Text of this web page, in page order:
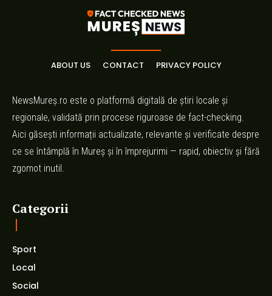
ABOUT US CONTACT PRIVACY POLICY
NewsMureș.ro este o platformă digitală de știri locale și
regionale, validată prin procese riguroase de fact-checking.
Aici găsești informații actualizate, relevante și verificate despre
ce se întâmplă în Mureș și în împrejurimi — rapid, obiectiv și fără
zgomot inutil.
Categorii
Sport
Local
Social